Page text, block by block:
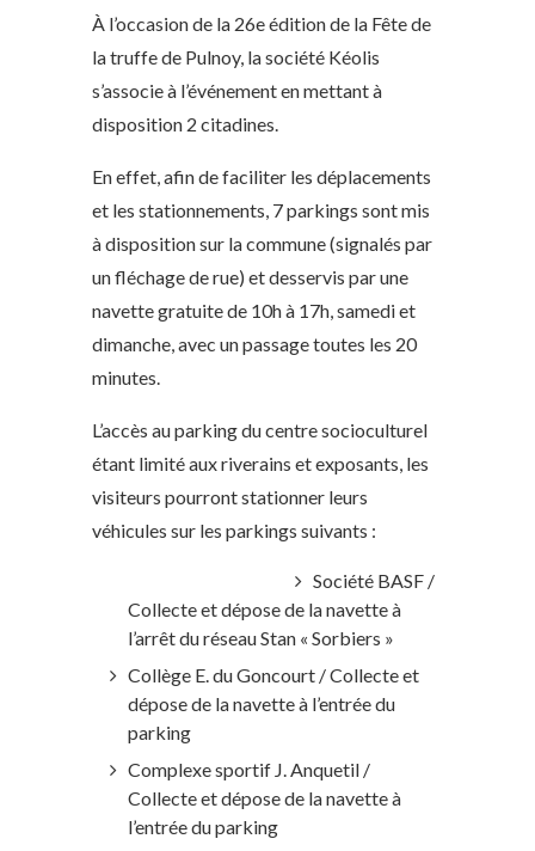
À l’occasion de la 26e édition de la Fête de
la truffe de Pulnoy, la société Kéolis
s’associe à l’événement en mettant à
disposition 2 citadines.
En effet, afin de faciliter les déplacements
et les stationnements, 7 parkings sont mis
à disposition sur la commune (signalés par
un fléchage de rue) et desservis par une
navette gratuite de 10h à 17h, samedi et
dimanche, avec un passage toutes les 20
minutes.
L’accès au parking du centre socioculturel
étant limité aux riverains et exposants, les
visiteurs pourront stationner leurs
véhicules sur les parkings suivants :
Société BASF /
Collecte et dépose de la navette à
l’arrêt du réseau Stan « Sorbiers »
Collège E. du Goncourt / Collecte et
dépose de la navette à l’entrée du
parking
Complexe sportif J. Anquetil /
Collecte et dépose de la navette à
l’entrée du parking